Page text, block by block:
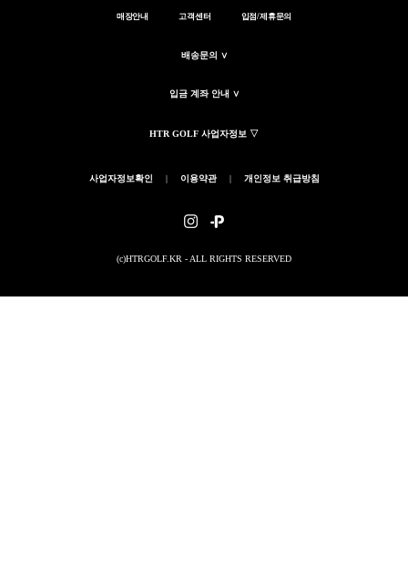
매장안내 고객센터 입점/제휴문의
배송문의 ∨
입금 계좌 안내 ∨
HTR GOLF 사업자정보 ▽
사업자정보확인 | 이용약관 | 개인정보 취급방침
(c)HTRGOLF.KR - ALL RIGHTS RESERVED